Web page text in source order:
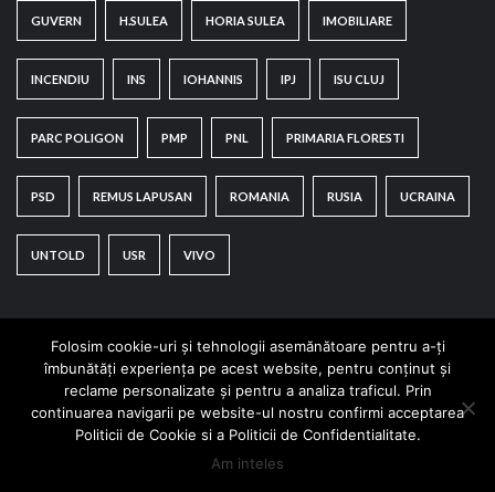
GUVERN H.SULEA HORIA SULEA IMOBILIARE
INCENDIU INS IOHANNIS IPJ ISU CLUJ
PARC POLIGON PMP PNL PRIMARIA FLORESTI
PSD REMUS LAPUSAN ROMANIA RUSIA UCRAINA
UNTOLD USR VIVO
Copyright © All rights reserved.|CoverNewsby AF
themes.
Folosim cookie-uri și tehnologii asemănătoare pentru a-ți
îmbunătăți experiența pe acest website, pentru conținut și
reclame personalizate și pentru a analiza traficul. Prin
continuarea navigarii pe website-ul nostru confirmi acceptarea
Politicii de Cookie si a Politicii de Confidentialitate.
Am inteles